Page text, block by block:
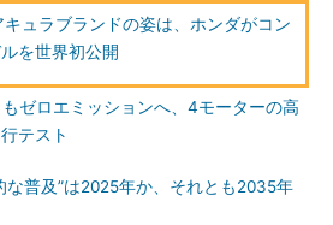
キュラブランドの姿は、ホンダがコン
を世界初公開
ゼロエミッションへ、4モーターの高
テスト
な普及”は2025年か、それとも2035年